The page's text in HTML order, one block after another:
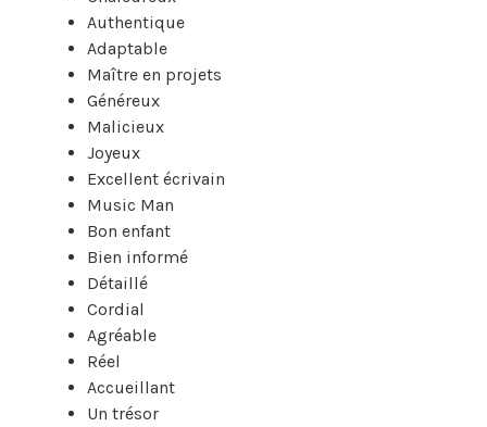
Authentique
Adaptable
Maître en projets
Généreux
Malicieux
Joyeux
Excellent écrivain
Music Man
Bon enfant
Bien informé
Détaillé
Cordial
Agréable
Réel
Accueillant
Un trésor